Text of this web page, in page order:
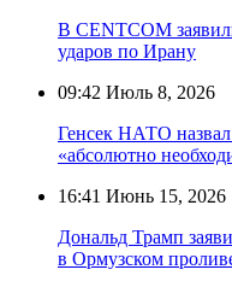
В CENTCOM
ударов по Ирану
09:42 Июль 8, 2026
Генсек НАТО
«абсолютно
16:41 Июнь 15, 2026
Дональд Трамп
в Ормузском